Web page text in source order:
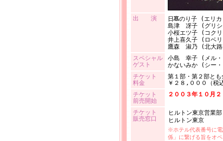
出 演 日
のり子 (エリカ
島津 冴子 (グリシ
小桜エツ子 (コク
井上喜久子 (ロベ
鷹森 淑乃 (北大
スペシャル
ゲスト
小島 幸子 (メル・
かないみか (シー
チケット
料金
第１部・第２部とも
￥２８,０００（税
チケット
前売開始
２００３年１０月
チケット
販売窓口
ヒルトン東京営業部
ヒルトン東京
※ホテル代表番号に
係」に繋げる旨をオ